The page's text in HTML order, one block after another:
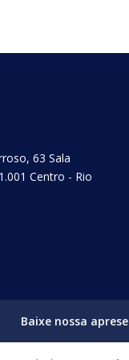
63 Sala
Centro - Rio
Baixe nossa